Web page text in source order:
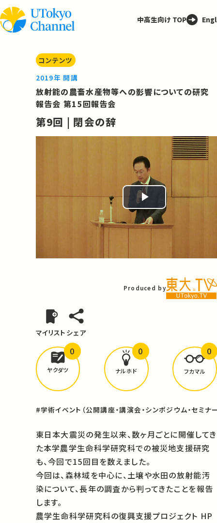
中高生向け TOP
コンテンツ
2019年 開講
放射能の農畜水産物等への影響についての研究
報告会 第15回報告会
第9回 | 閉会の辞
Play
Video
Produced by
マイリスト シェア
どんな学びがありましたか？
ヤクダツ
0
ナルホド
0
フカマル
0
#学術イベント（公開講座・講演会・シンポジウム・セミナ
東日本大震災の発生以来、数ヶ月ごとに開催してき
た本学農学生命科学研究科での被災地支援研究
も、今回で15回目を数えました。
今回は、森林域を中心に、土壌や水田の放射能汚
染について、長年の調査から判ってきたことを報告
します。
農学生命科学研究科の復興支援プロジェクト HP